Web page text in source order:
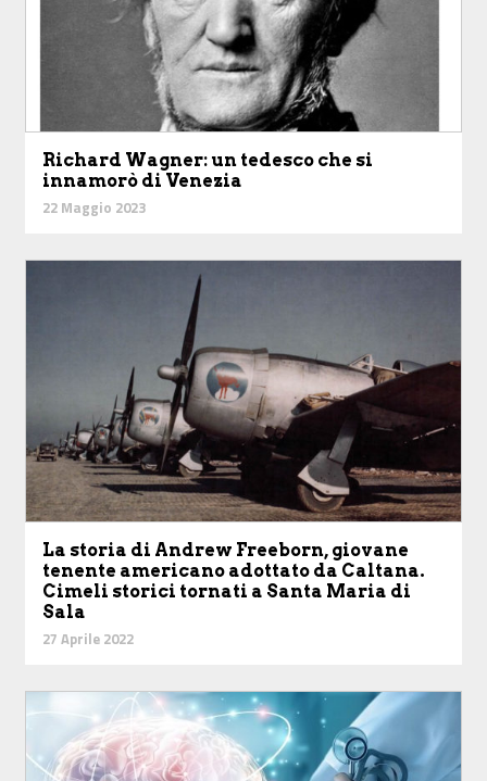
Richard Wagner: un tedesco che si
innamorò di Venezia
22 Maggio 2023
La storia di Andrew Freeborn, giovane
tenente americano adottato da Caltana.
Cimeli storici tornati a Santa Maria di
Sala
27 Aprile 2022